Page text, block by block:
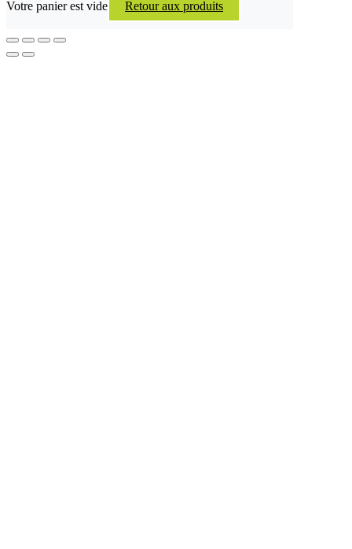
Votre panier est vide Retour aux produits